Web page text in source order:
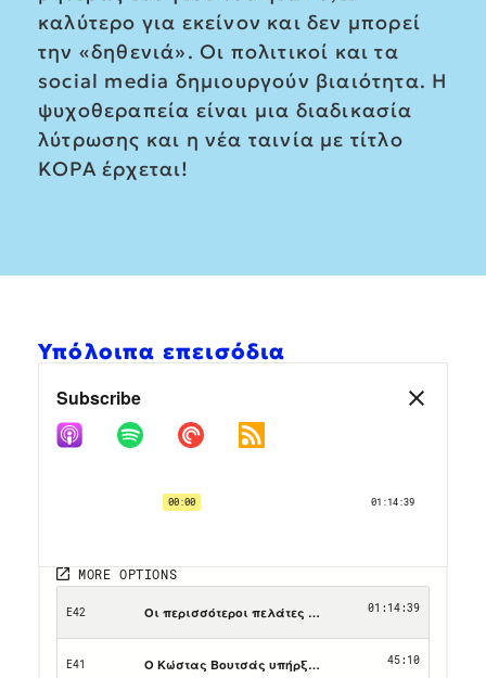
καλύτερο για εκείνον και δεν μπορεί
την «δηθενιά». Οι πολιτικοί και τα
social media δημιουργούν βιαιότητα. Η
ψυχοθεραπεία είναι μια διαδικασία
λύτρωσης και η νέα ταινία με τίτλο
ΚΟΡΑ έρχεται!
Υπόλοιπα επεισόδια